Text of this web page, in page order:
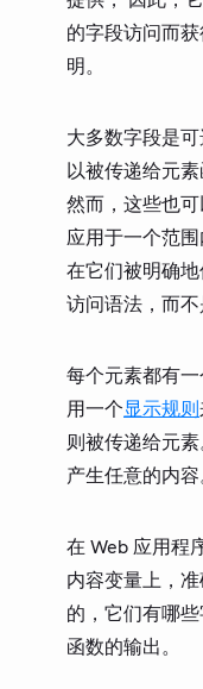
可视化
元信息
COMPUTE
基础
计算
构造
数据加载
第三方包
更新日志
的字段访问而
明。
大多数字段是
以被传递给元素
然而，这些也
应用于一个范
在它们被明确
访问语法，而不
每个元素都有
用一个显示规则
则被传递给元
产生任意的内容
在 Web 应用程
内容变量上，
的，它们有哪
函数的输出。